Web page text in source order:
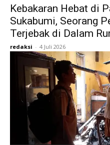
Kebakaran Hebat di
Sukabumi, Seorang
Terjebak di Dalam
redaksi - 4 Juli 2026